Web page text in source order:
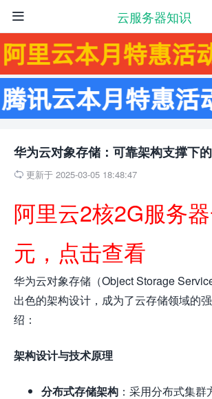
云服务器知识

华为云对象存储：可靠架构支撑下
 更新于 2025-03-05 18:48:47
阿里云2核2G服务
元，点击查看
华为云对象存储（Object Storage
出色的架构设计，成为了云存储领域的
绍：
架构设计与技术原理
分布式存储架构 ：采用分布式集